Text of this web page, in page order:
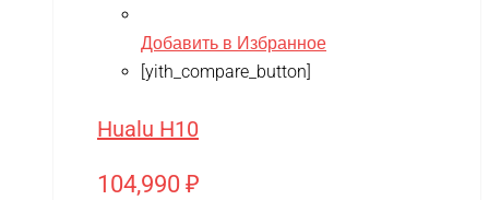
Добавить в Избранное
[yith_compare_button]
Hualu H10
104,990 ₽